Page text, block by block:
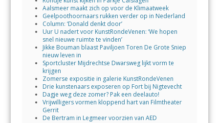
Aalsmeer maakt zich op voor de Klimaatweek
Geelpoothoornaars rukken verder op in Nederland
Column: ‘Donald denkt door’
Uur U nadert voor KunstRondeVenen: ‘We hopen
snel nieuwe ruimte te vinden’
Jikke Bouman blaast Paviljoen Toren De Grote Sniep
nieuw leven in
Sportcluster Mijdrechtse Dwarsweg lijkt vorm te
krijgen
Zomerse expositie in galerie KunstRondeVenen
Drie kunstenaars exposeren op Fort bij Nigtevecht
Dagje weg deze zomer? Pak een deelauto!
Vrijwilligers vormen kloppend hart van Filmtheater
Gerrit
De Bertram in Legmeer voorzien van AED